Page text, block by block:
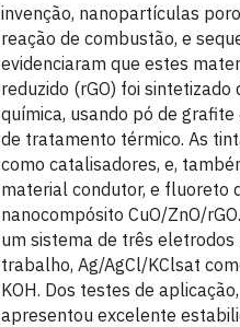
invenção, nanopartículas
reação de combustão, e
evidenciaram que estes
reduzido (rGO) foi
química, usando pó de
de tratamento térmico. As
como catalisadores, e,
material condutor, e fluoreto
nanocompósito CuO/ZnO/
um sistema de três
trabalho, Ag/AgCl/KClsat
KOH. Dos testes de
apresentou excelente